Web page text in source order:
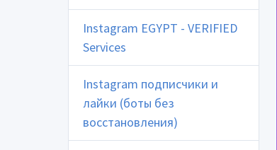
Instagram EGYPT - VERIFIED
Services
Instagram подписчики и
лайки (боты без
восстановления)